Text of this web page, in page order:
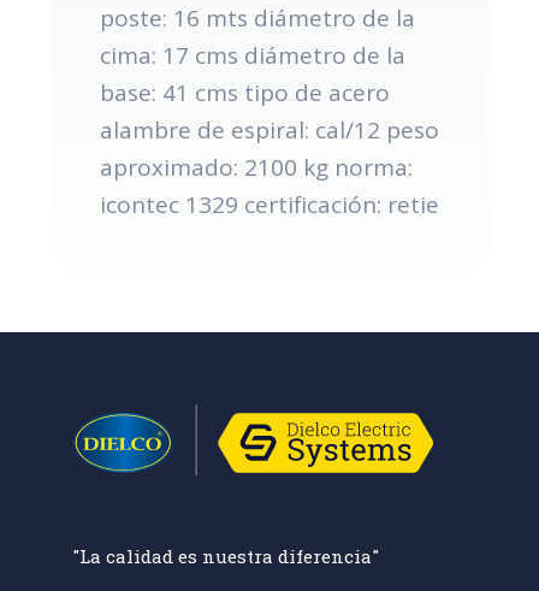
poste: 16 mts diámetro de la
cima: 17 cms diámetro de la
base: 41 cms tipo de acero
alambre de espiral: cal/12 peso
aproximado: 2100 kg norma:
icontec 1329 certificación: retie
"La calidad es nuestra diferencia"